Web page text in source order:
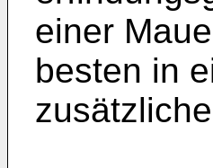
einer
besten in